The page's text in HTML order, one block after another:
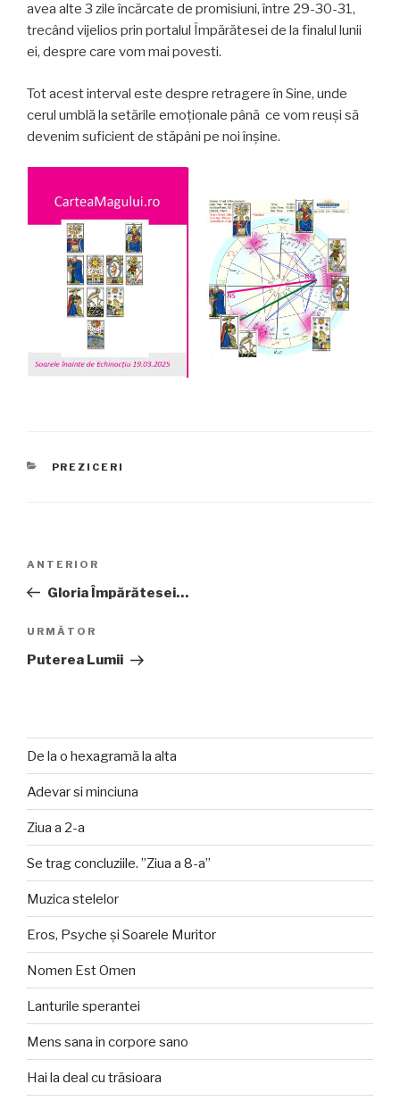
avea alte 3 zile încărcate de promisiuni, între 29-30-31,
trecând vijelios prin portalul Împărătesei de la finalul lunii
ei, despre care vom mai povesti.
Tot acest interval este despre retragere în Sine, unde
cerul umblă la setările emoționale până ce vom reuși să
devenim suficient de stăpâni pe noi înșine.
CATEGORII
PREZICERI
articole
Articolul
anterior
ANTERIOR
Gloria Împărătesei…
Articolul
următor
URMĂTOR
Puterea Lumii
De la o hexagramă la alta
Adevar si minciuna
Ziua a 2-a
Se trag concluziile. ”Ziua a 8-a”
Muzica stelelor
Eros, Psyche și Soarele Muritor
Nomen Est Omen
Lanturile sperantei
Mens sana in corpore sano
Hai la deal cu trăsioara